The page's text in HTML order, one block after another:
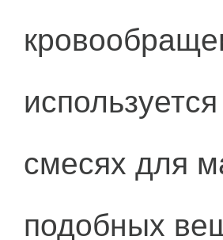
смесях для
подобных